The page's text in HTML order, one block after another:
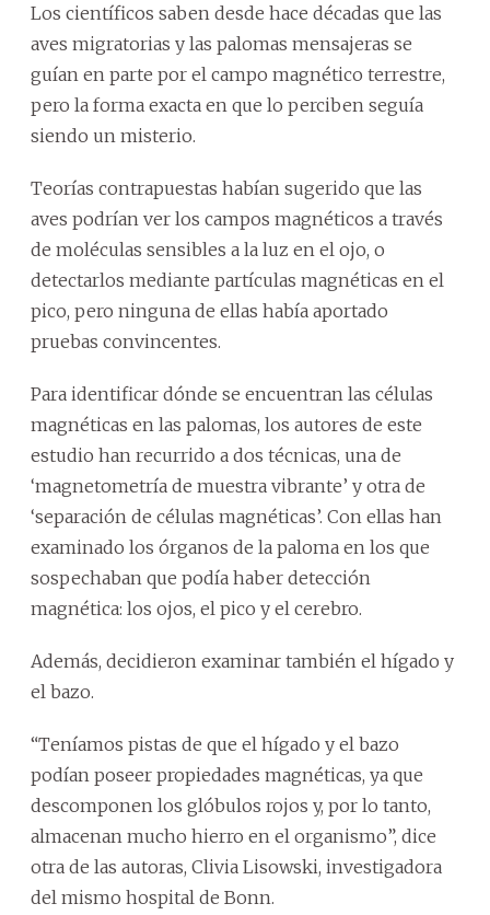
Los científicos saben desde hace décadas que las
aves migratorias y las palomas mensajeras se
guían en parte por el campo magnético terrestre,
pero la forma exacta en que lo perciben seguía
siendo un misterio.
Teorías contrapuestas habían sugerido que las
aves podrían ver los campos magnéticos a través
de moléculas sensibles a la luz en el ojo, o
detectarlos mediante partículas magnéticas en el
pico, pero ninguna de ellas había aportado
pruebas convincentes.
Para identificar dónde se encuentran las células
magnéticas en las palomas, los autores de este
estudio han recurrido a dos técnicas, una de
‘magnetometría de muestra vibrante’ y otra de
‘separación de células magnéticas’. Con ellas han
examinado los órganos de la paloma en los que
sospechaban que podía haber detección
magnética: los ojos, el pico y el cerebro.
Además, decidieron examinar también el hígado y
el bazo.
“Teníamos pistas de que el hígado y el bazo
podían poseer propiedades magnéticas, ya que
descomponen los glóbulos rojos y, por lo tanto,
almacenan mucho hierro en el organismo”, dice
otra de las autoras, Clivia Lisowski, investigadora
del mismo hospital de Bonn.